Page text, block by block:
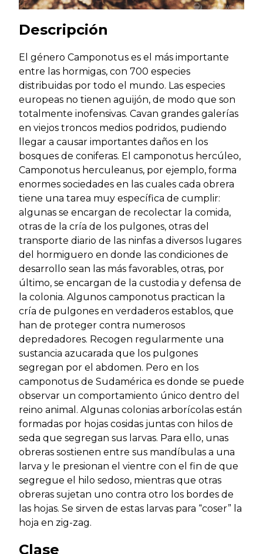
Descripción
El género Camponotus es el más importante
entre las hormigas, con 700 especies
distribuidas por todo el mundo. Las especies
europeas no tienen aguijón, de modo que son
totalmente inofensivas. Cavan grandes galerías
en viejos troncos medios podridos, pudiendo
llegar a causar importantes daños en los
bosques de coniferas. El camponotus hercúleo,
Camponotus herculeanus, por ejemplo, forma
enormes sociedades en las cuales cada obrera
tiene una tarea muy específica de cumplir:
algunas se encargan de recolectar la comida,
otras de la cría de los pulgones, otras del
transporte diario de las ninfas a diversos lugares
del hormiguero en donde las condiciones de
desarrollo sean las más favorables, otras, por
último, se encargan de la custodia y defensa de
la colonia. Algunos camponotus practican la
cría de pulgones en verdaderos establos, que
han de proteger contra numerosos
depredadores. Recogen regularmente una
sustancia azucarada que los pulgones
segregan por el abdomen. Pero en los
camponotus de Sudamérica es donde se puede
observar un comportamiento único dentro del
reino animal. Algunas colonias arborícolas están
formadas por hojas cosidas juntas con hilos de
seda que segregan sus larvas. Para ello, unas
obreras sostienen entre sus mandíbulas a una
larva y le presionan el vientre con el fin de que
segregue el hilo sedoso, mientras que otras
obreras sujetan uno contra otro los bordes de
las hojas. Se sirven de estas larvas para “coser” la
hoja en zig-zag.
Clase